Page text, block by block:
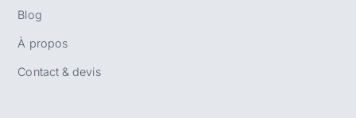
Blog
À propos
Contact & devis